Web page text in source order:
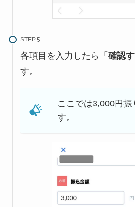
STEP
各項目を入力したら「 確認
す。
ここでは3,000円振
す。